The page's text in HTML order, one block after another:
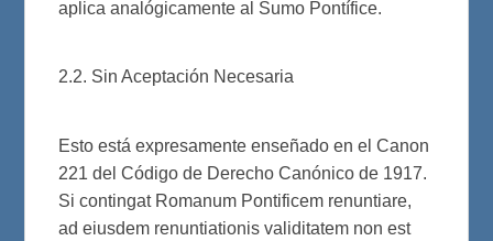
aplica analógicamente al Sumo Pontífice.
2.2. Sin Aceptación Necesaria
Esto está expresamente enseñado en el Canon
221 del Código de Derecho Canónico de 1917.
Si contingat Romanum Pontificem renuntiare,
ad eiusdem renuntiationis validitatem non est